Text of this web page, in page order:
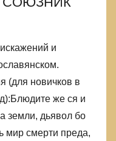
и
(для новичков в
же ся и
земли, дьявол бо
мир смерти преда,